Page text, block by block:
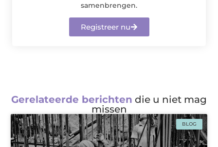
samenbrengen.
Registreer nu
Gerelateerde berichten die u niet mag
missen
BLOG